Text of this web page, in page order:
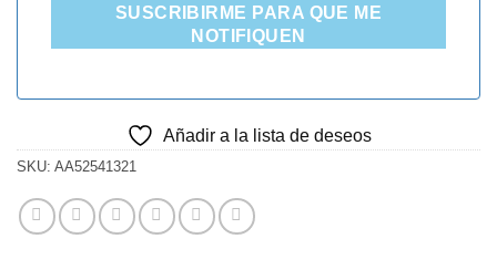
SUSCRIBIRME PARA QUE ME
NOTIFIQUEN
Añadir a la lista de deseos
SKU: AA52541321